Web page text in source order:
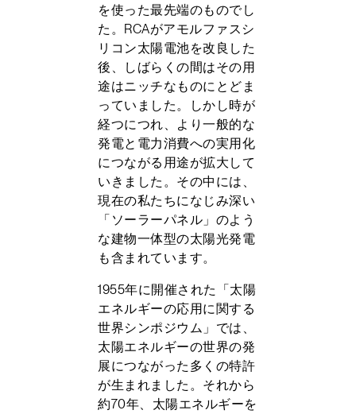
を使った最先端のものでし
た。RCAがアモルファスシ
リコン太陽電池を改良した
後、しばらくの間はその用
途はニッチなものにとどま
っていました。しかし時が
経つにつれ、より一般的な
発電と電力消費への実用化
につながる用途が拡大して
いきました。その中には、
現在の私たちになじみ深い
「ソーラーパネル」のよう
な建物一体型の太陽光発電
も含まれています。
1955年に開催された「太陽
エネルギーの応用に関する
世界シンポジウム」では、
太陽エネルギーの世界の発
展につながった多くの特許
が生まれました。それから
約70年、太陽エネルギーを